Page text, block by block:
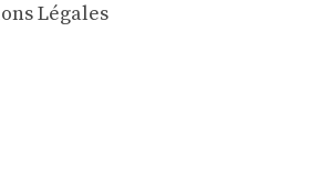
Légales